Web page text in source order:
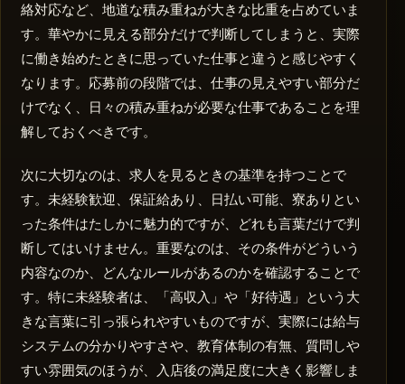
絡対応など、地道な積み重ねが大きな比重を占めていま
す。華やかに見える部分だけで判断してしまうと、実際
に働き始めたときに思っていた仕事と違うと感じやすく
なります。応募前の段階では、仕事の見えやすい部分だ
けでなく、日々の積み重ねが必要な仕事であることを理
解しておくべきです。
次に大切なのは、求人を見るときの基準を持つことで
す。未経験歓迎、保証給あり、日払い可能、寮ありとい
った条件はたしかに魅力的ですが、どれも言葉だけで判
断してはいけません。重要なのは、その条件がどういう
内容なのか、どんなルールがあるのかを確認することで
す。特に未経験者は、「高収入」や「好待遇」という大
きな言葉に引っ張られやすいものですが、実際には給与
システムの分かりやすさや、教育体制の有無、質問しや
すい雰囲気のほうが、入店後の満足度に大きく影響しま